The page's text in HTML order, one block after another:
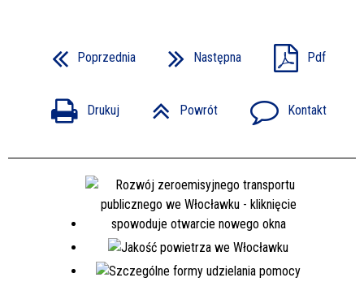
Poprzednia Następna Pdf
Drukuj Powrót Kontakt